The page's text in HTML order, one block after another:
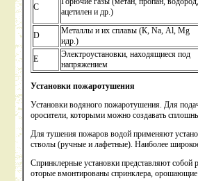
С
ацетилен и др.)
D
Металлы и их сплавы (К, Nа, Аl, Mg
идр.)
Е
Электроустановки, находящиеся под
напряжением
Установки пожаротушения
Установки водяного пожаротушения. Для
оросители, которыми можно создавать
Для тушения пожаров водой применяют
стволы (ручные и лафетные). Наиболее
Спринклерные установки представляют
оторые вмонтированы спринклера,